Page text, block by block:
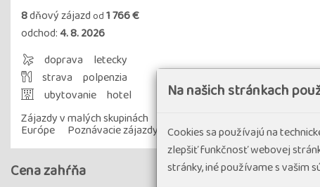
8dňový zájazd od1 766 €
odchod:4. 8. 2026
doprava
letecky
strava
polpenzia
ubytovanie hotel
Zájazdy v malých skupinách
Európe Poznávacie zájazdy s turistikou
Cena zahŕňa
Na našich stránkach
Cookies sa používajú na
zlepšiť funkčnosť webovej
stránky, iné používame s vašim